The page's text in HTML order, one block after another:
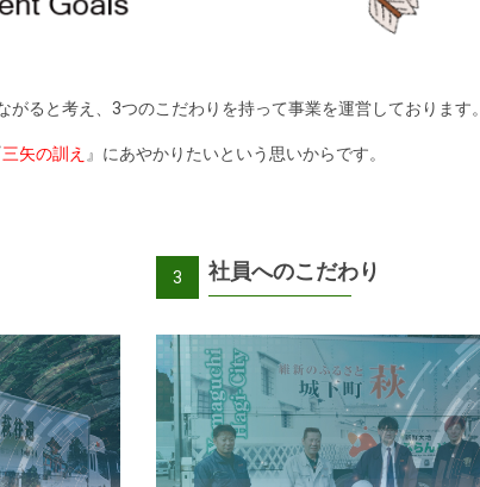
ると考え、3つのこだわりを持って事業を運営しております。
三矢の訓え 』にあやかりたいという思いからです。
3 社員へのこだわり